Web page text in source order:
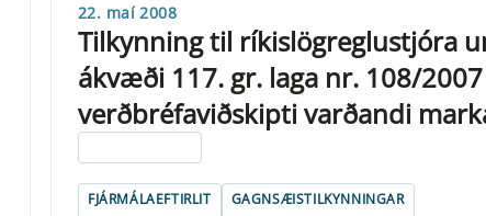
22. maí 2008
Tilkynning til ríkislögreglustjóra
ákvæði 117. gr. laga nr. 108/
verðbréfaviðskipti varðandi
FJÁRMÁLAEFTIRLIT GAGNSÆISTILKYNNINGAR